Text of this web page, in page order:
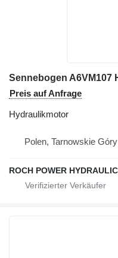
Preis auf Anfrage
Hydraulikmotor
Polen, Tarnowskie Góry
ROCH POWER